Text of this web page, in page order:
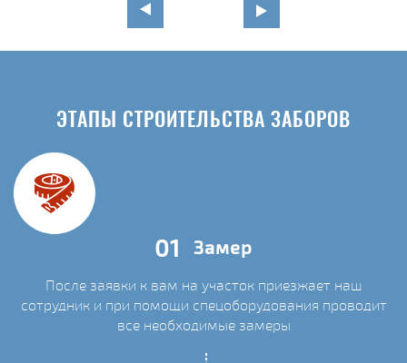
ЭТАПЫ СТРОИТЕЛЬСТВА ЗАБОРОВ
01 Замер
После заявки к вам на участок приезжает наш
сотрудник и при помощи спецоборудования проводит
все необходимые замеры